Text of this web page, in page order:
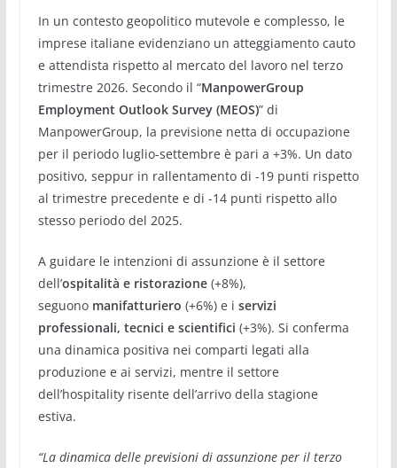
In un contesto geopolitico mutevole e complesso, le
imprese italiane evidenziano un atteggiamento cauto
e attendista rispetto al mercato del lavoro nel terzo
trimestre 2026. Secondo il “ManpowerGroup
Employment Outlook Survey (MEOS)” di
ManpowerGroup, la previsione netta di occupazione
per il periodo luglio-settembre è pari a +3%. Un dato
positivo, seppur in rallentamento di -19 punti rispetto
al trimestre precedente e di -14 punti rispetto allo
stesso periodo del 2025.
A guidare le intenzioni di assunzione è il settore
dell’ospitalità e ristorazione (+8%),
seguono manifatturiero (+6%) e i servizi
professionali, tecnici e scientifici (+3%). Si conferma
una dinamica positiva nei comparti legati alla
produzione e ai servizi, mentre il settore
dell’hospitality risente dell’arrivo della stagione
estiva.
“La dinamica delle previsioni di assunzione per il terzo